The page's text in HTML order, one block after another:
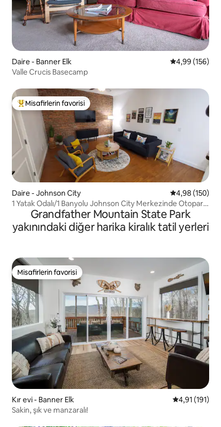
Daire - Banner Elk 5 üzerinden
4,99 (156)
Valle Crucis Basecamp
Misafirlerin favorilerinden en beğenilenler arasında
Misafirlerin favorisi
Daire - Johnson City 5 üzerinden
4,98 (150)
1 Yatak Odalı/1 Banyolu Johnson City Merkezinde Otopark
GeçişliGrandfather Mountain State Park
yakınındaki diğer harika kiralık tatil yerleri
Misafirlerin favorisi
Misafirlerin favorisi
Kır evi - Banner Elk 5 üzerinden
4,91 (191)
Sakin, şık ve manzaralı!